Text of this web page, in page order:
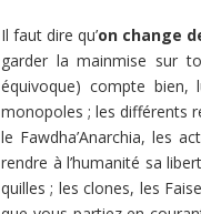
Il faut dire qu’on change
garder la mainmise sur
équivoque) compte
monopoles ; les différents
le Fawdha’Anarchia, les
rendre à l’humanité sa
quilles ; les clones, les